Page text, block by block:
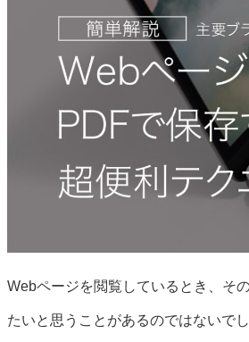
Webページを閲覧しているとき、そ
たいと思うことがあるのではないで